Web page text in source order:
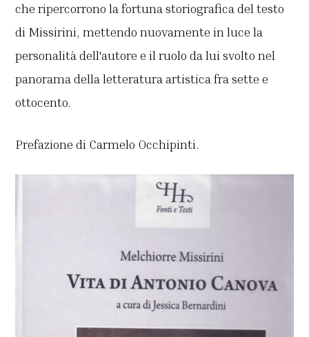
che ripercorrono la fortuna storiografica del testo
di Missirini, mettendo nuovamente in luce la
personalità dell'autore e il ruolo da lui svolto nel
panorama della letteratura artistica fra sette e
ottocento.
Prefazione di Carmelo Occhipinti.